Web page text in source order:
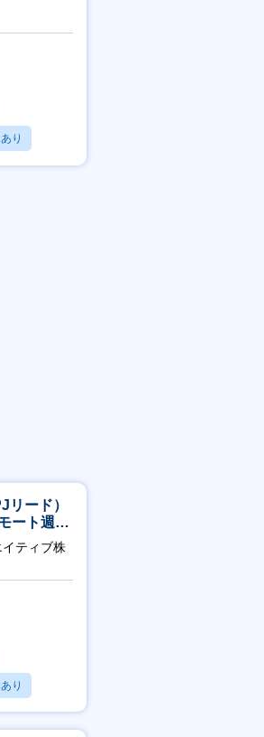
り
リード）
ート週
ティブ株
り